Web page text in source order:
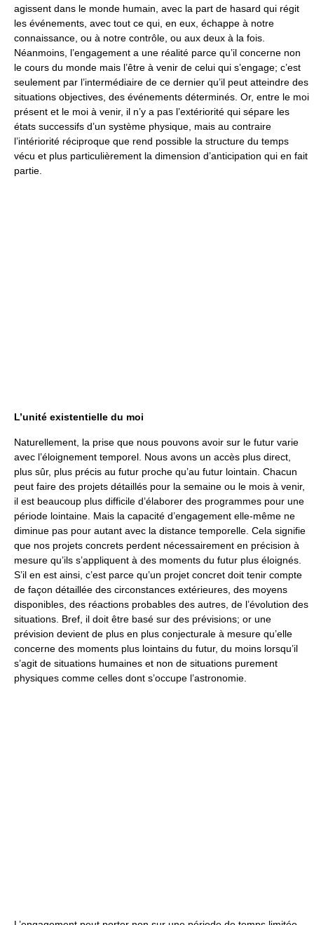
agissent dans le monde humain, avec la part de hasard qui régit
les événements, avec tout ce qui, en eux, échappe à notre
connaissance, ou à notre contrôle, ou aux deux à la fois.
Néanmoins, l’engagement a une réalité parce qu’il concerne non
le cours du monde mais l’être à venir de celui qui s’engage; c’est
seulement par l’intermédiaire de ce dernier qu’il peut atteindre des
situations objectives, des événements déterminés. Or, entre le moi
présent et le moi à venir, il n’y a pas l’extériorité qui sépare les
états successifs d’un système physique, mais au contraire
l’intériorité réciproque que rend possible la structure du temps
vécu et plus particulièrement la dimension d’anticipation qui en fait
partie.
L’unité existentielle du moi
Naturellement, la prise que nous pouvons avoir sur le futur varie
avec l’éloignement temporel. Nous avons un accès plus direct,
plus sûr, plus précis au futur proche qu’au futur lointain. Chacun
peut faire des projets détaillés pour la semaine ou le mois à venir,
il est beaucoup plus difficile d’élaborer des programmes pour une
période lointaine. Mais la capacité d’engagement elle-même ne
diminue pas pour autant avec la distance temporelle. Cela signifie
que nos projets concrets perdent nécessairement en précision à
mesure qu’ils s’appliquent à des moments du futur plus éloignés.
S’il en est ainsi, c’est parce qu’un projet concret doit tenir compte
de façon détaillée des circonstances extérieures, des moyens
disponibles, des réactions probables des autres, de l’évolution des
situations. Bref, il doit être basé sur des prévisions; or une
prévision devient de plus en plus conjecturale à mesure qu’elle
concerne des moments plus lointains du futur, du moins lorsqu’il
s’agit de situations humaines et non de situations purement
physiques comme celles dont s’occupe l’astronomie.